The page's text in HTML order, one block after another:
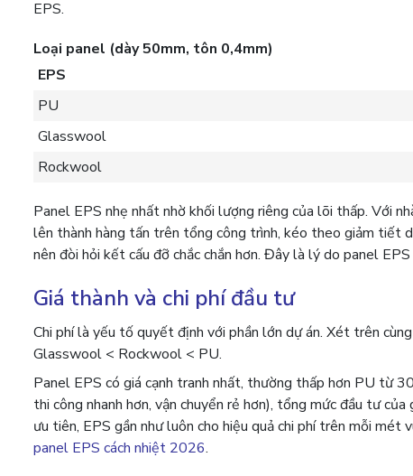
EPS.
Loại panel (dày 50mm, tôn 0,4mm)
EPS
PU
Glasswool
Rockwool
Panel EPS nhẹ nhất nhờ khối lượng riêng của lõi thấp. Với
lên thành hàng tấn trên tổng công trình, kéo theo giảm tiết
nên đòi hỏi kết cấu đỡ chắc chắn hơn. Đây là lý do panel
Giá thành và chi phí đầu tư
Chi phí là yếu tố quyết định với phần lớn dự án. Xét trên
Glasswool < Rockwool < PU.
Panel EPS có giá cạnh tranh nhất, thường thấp hơn PU từ
thi công nhanh hơn, vận chuyển rẻ hơn), tổng mức đầu tư
ưu tiên, EPS gần như luôn cho hiệu quả chi phí trên mỗi
panel EPS cách nhiệt 2026.